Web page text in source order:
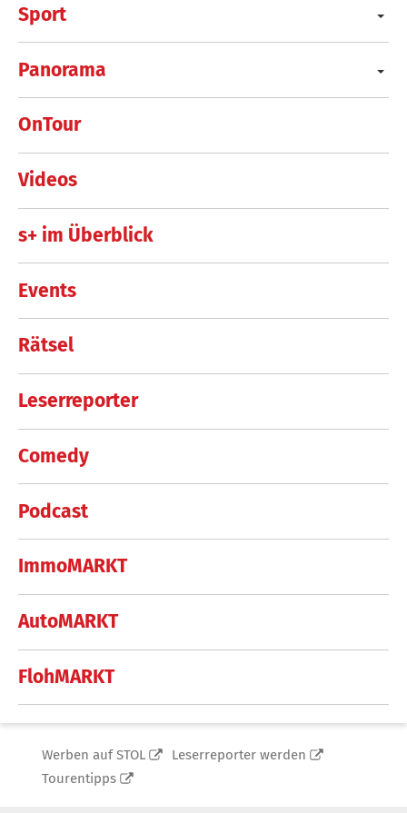
Sport
Panorama
OnTour
Videos
s+ im Überblick
Events
Rätsel
Leserreporter
Comedy
Podcast
ImmoMARKT
AutoMARKT
FlohMARKT
Werben auf STOL
Leserreporter werden
Tourentipps